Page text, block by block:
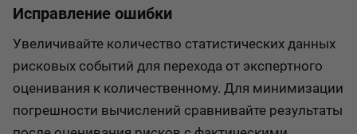
Исправление ошибки
Увеличивайте количество статистических данных
рисковых событий для перехода от экспертного
оценивания к количественному. Для минимизации
погрешности вычислений сравнивайте результаты